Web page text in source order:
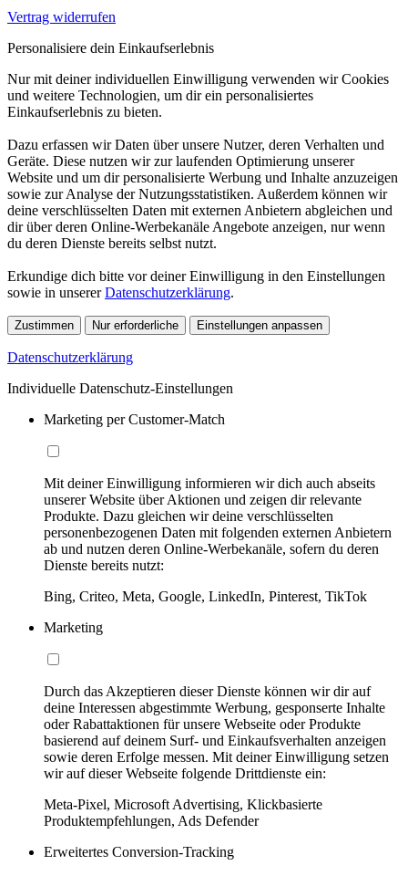
Vertrag widerrufen
Personalisiere dein Einkaufserlebnis
Nur mit deiner individuellen Einwilligung verwenden wir Cookies
und weitere Technologien, um dir ein personalisiertes
Einkaufserlebnis zu bieten.
Dazu erfassen wir Daten über unsere Nutzer, deren Verhalten und
Geräte. Diese nutzen wir zur laufenden Optimierung unserer
Website und um dir personalisierte Werbung und Inhalte anzuzeigen
sowie zur Analyse der Nutzungsstatistiken. Außerdem können wir
deine verschlüsselten Daten mit externen Anbietern abgleichen und
dir über deren Online-Werbekanäle Angebote anzeigen, nur wenn
du deren Dienste bereits selbst nutzt.
Erkundige dich bitte vor deiner Einwilligung in den Einstellungen
sowie in unsererDatenschutzerklärung.
Zustimmen Nur erforderliche Einstellungen anpassen
Datenschutzerklärung
Individuelle Datenschutz-Einstellungen
Marketing per Customer-Match
Mit deiner Einwilligung informieren wir dich auch abseits
unserer Website über Aktionen und zeigen dir relevante
Produkte. Dazu gleichen wir deine verschlüsselten
personenbezogenen Daten mit folgenden externen Anbietern
ab und nutzen deren Online-Werbekanäle, sofern du deren
Dienste bereits nutzt:
Bing, Criteo, Meta, Google, LinkedIn, Pinterest, TikTok
Marketing
Durch das Akzeptieren dieser Dienste können wir dir auf
deine Interessen abgestimmte Werbung, gesponserte Inhalte
oder Rabattaktionen für unsere Webseite oder Produkte
basierend auf deinem Surf- und Einkaufsverhalten anzeigen
sowie deren Erfolge messen. Mit deiner Einwilligung setzen
wir auf dieser Webseite folgende Drittdienste ein:
Meta-Pixel, Microsoft Advertising, Klickbasierte
Produktempfehlungen, Ads Defender
Erweitertes Conversion-Tracking